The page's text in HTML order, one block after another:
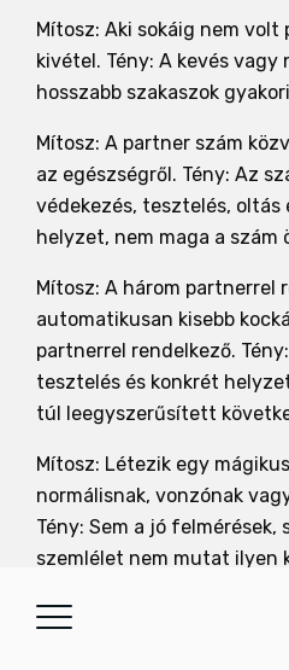
Mítosz: Aki sokáig nem
kivétel. Tény: A kevés
hosszabb szakaszok
Mítosz: A partner szám
az egészségről. Tény: Az
védekezés, tesztelés, oltás
helyzet, nem maga a szám
Mítosz: A három partnerrel
automatikusan kisebb
partnerrel rendelkező.
tesztelés és konkrét
túl leegyszerűsített
Mítosz: Létezik egy
normálisnak, vonzónak
Tény: Sem a jó felmérések,
szemlélet nem mutat ilyen